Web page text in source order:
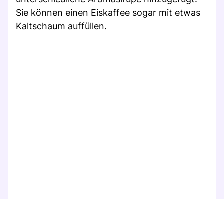
Sie können einen Eiskaffee sogar mit etwas
Kaltschaum auffüllen.